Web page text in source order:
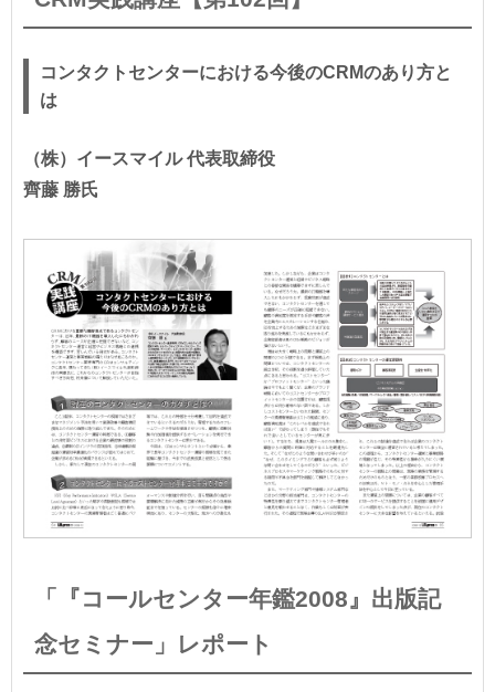
コンタクトセンターにおける今後のCRMのあり方と
は
（株）イースマイル 代表取締役
齊藤 勝氏
「『コールセンター年鑑2008』出版記
念セミナー」レポート